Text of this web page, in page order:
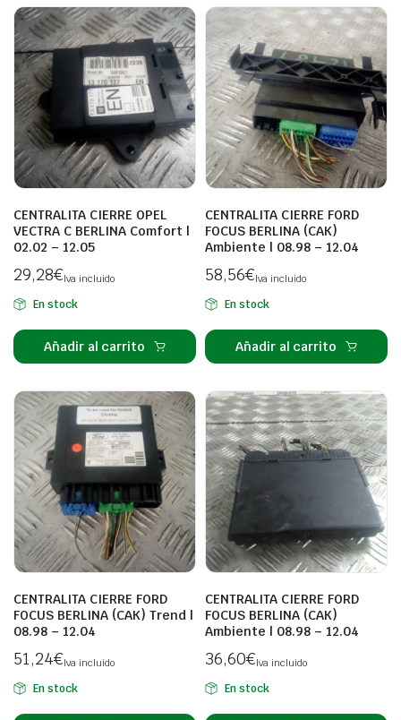
CENTRALITA CIERRE OPEL
VECTRA C BERLINA Comfort |
02.02 – 12.05
29,28€Iva incluido
En stock
Añadir al carrito
CENTRALITA CIERRE FORD
FOCUS BERLINA (CAK)
Ambiente | 08.98 – 12.04
58,56€Iva incluido
En stock
Añadir al carrito
CENTRALITA CIERRE FORD
FOCUS BERLINA (CAK) Trend |
08.98 – 12.04
51,24€Iva incluido
En stock
CENTRALITA CIERRE FORD
FOCUS BERLINA (CAK)
Ambiente | 08.98 – 12.04
36,60€Iva incluido
En stock